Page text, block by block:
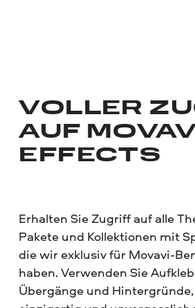
VOLLER
AUF
EFFECTS
Erhalten Sie Zugriff auf alle
Pakete und Kollektionen mit
die wir exklusiv für Movavi-
haben. Verwenden Sie
Übergänge und